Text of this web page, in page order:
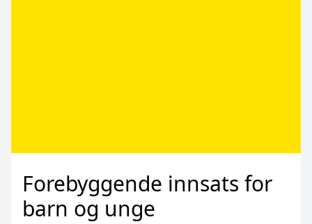
Forebyggende innsats for
barn og unge